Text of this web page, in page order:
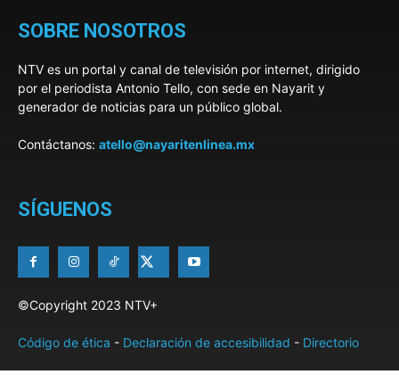
SOBRE NOSOTROS
NTV es un portal y canal de televisión por internet, dirigido
por el periodista Antonio Tello, con sede en Nayarit y
generador de noticias para un público global.
Contáctanos: atello@nayaritenlinea.mx
SÍGUENOS
©Copyright 2023 NTV+
Código de ética - Declaración de accesibilidad - Directorio